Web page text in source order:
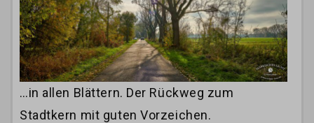
…in allen Blättern. Der Rückweg zum
Stadtkern mit guten Vorzeichen.